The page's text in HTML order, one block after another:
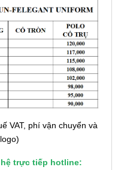
VAT, phí vận chuyển và
trực tiếp hotline: